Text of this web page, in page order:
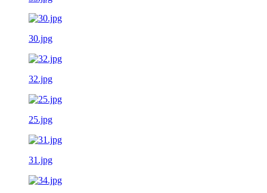
30.jpg
32.jpg
25.jpg
31.jpg